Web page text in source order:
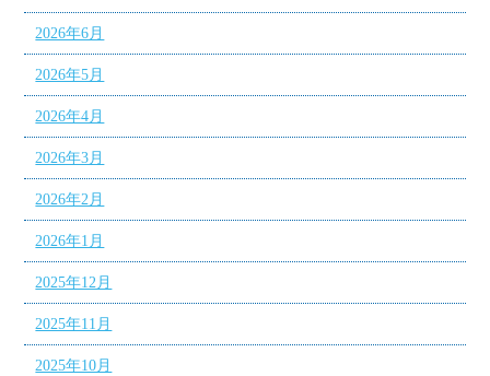
2026年6月
2026年5月
2026年4月
2026年3月
2026年2月
2026年1月
2025年12月
2025年11月
2025年10月